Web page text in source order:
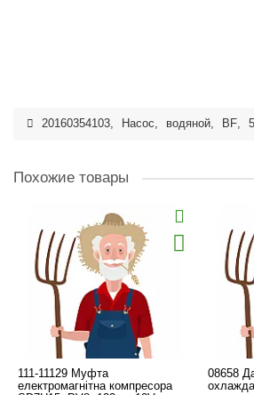
20160354103, Насос, водяной, BF,
Похожие товары
111-11129 Муфта
електромагнітна компресора
08658